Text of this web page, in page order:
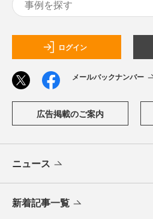
ログイン
メールバックナンバー
広告掲載のご案内
ニュース
新着記事一覧